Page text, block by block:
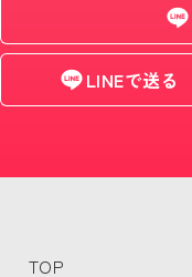
LINEで送る
TOP